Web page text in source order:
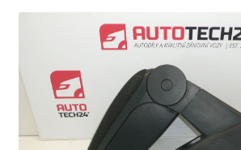
Количка
Контакт